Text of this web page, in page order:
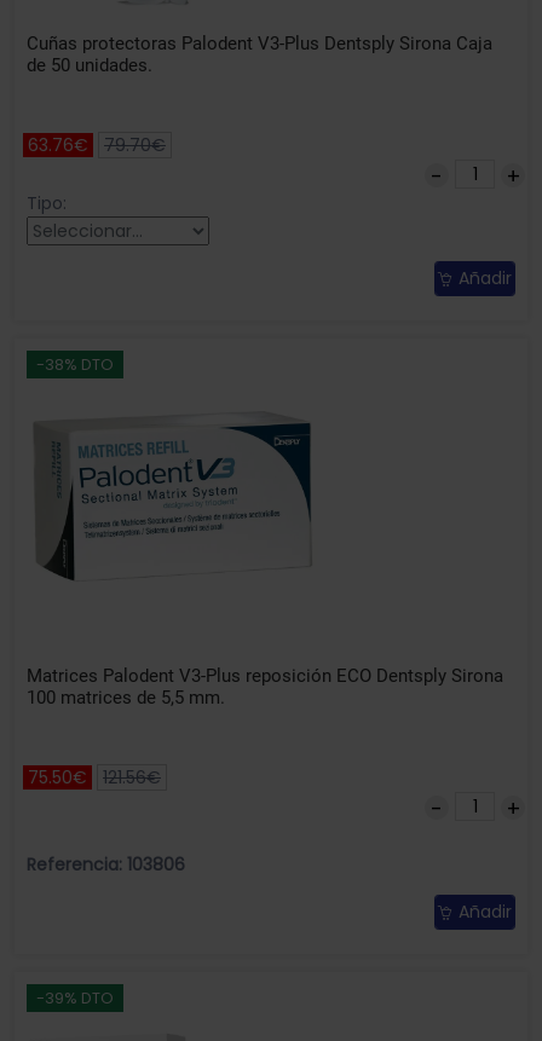
Cuñas protectoras Palodent V3-Plus Dentsply Sirona Caja
de 50 unidades.
63.76€ 79.70€
Tipo:
Añadir
-38% DTO
Matrices Palodent V3-Plus reposición ECO Dentsply Sirona
100 matrices de 5,5 mm.
75.50€ 121.56€
Referencia: 103806
Añadir
-39% DTO